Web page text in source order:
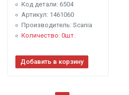
Код детали: 6504
Артикул: 1461060
Производитель: Scania
Количество: 0шт.
Добавить в корзину